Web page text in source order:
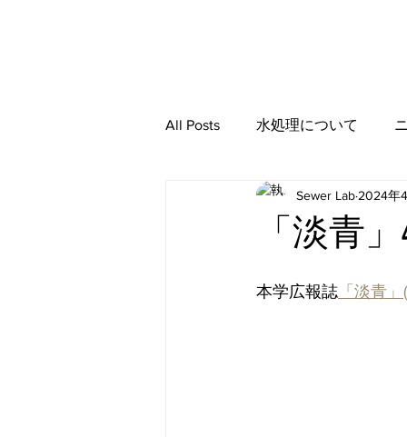
All Posts 水処理について
「淡青
Sewer Lab 2024年
本学広報誌 「淡青